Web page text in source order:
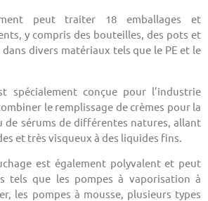
peut traiter 18 emballages et
y compris des bouteilles, des pots et
divers matériaux tels que le PE et le
spécialement conçue pour l’industrie
le remplissage de crèmes pour la
de sérums de différentes natures, allant
et très visqueux à des liquides fins.
est également polyvalent et peut
tels que les pompes à vaporisation à
les pompes à mousse, plusieurs types